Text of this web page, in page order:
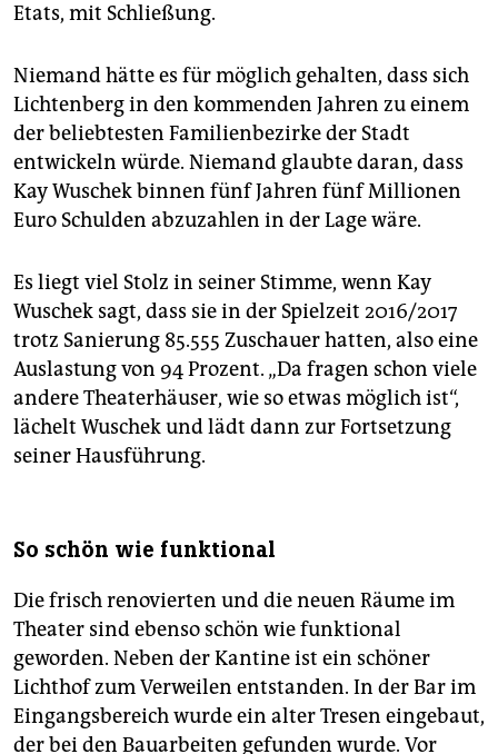
Etats, mit Schließung.
Niemand hätte es für möglich gehalten, dass sich
Lichtenberg in den kommenden Jahren zu einem
der beliebtesten Familienbezirke der Stadt
entwickeln würde. Niemand glaubte daran, dass
Kay Wuschek binnen fünf Jahren fünf Millionen
Euro Schulden abzuzahlen in der Lage wäre.
Es liegt viel Stolz in seiner Stimme, wenn Kay
Wuschek sagt, dass sie in der Spielzeit 2016/2017
trotz Sanierung 85.555 Zuschauer hatten, also eine
Auslastung von 94 Prozent. „Da fragen schon viele
andere Theaterhäuser, wie so etwas möglich ist“,
lächelt Wuschek und lädt dann zur Fortsetzung
seiner Hausführung.
So schön wie funktional
Die frisch renovierten und die neuen Räume im
Theater sind ebenso schön wie funktional
geworden. Neben der Kantine ist ein schöner
Lichthof zum Verweilen entstanden. In der Bar im
Eingangsbereich wurde ein alter Tresen eingebaut,
der bei den Bauarbeiten gefunden wurde. Vor